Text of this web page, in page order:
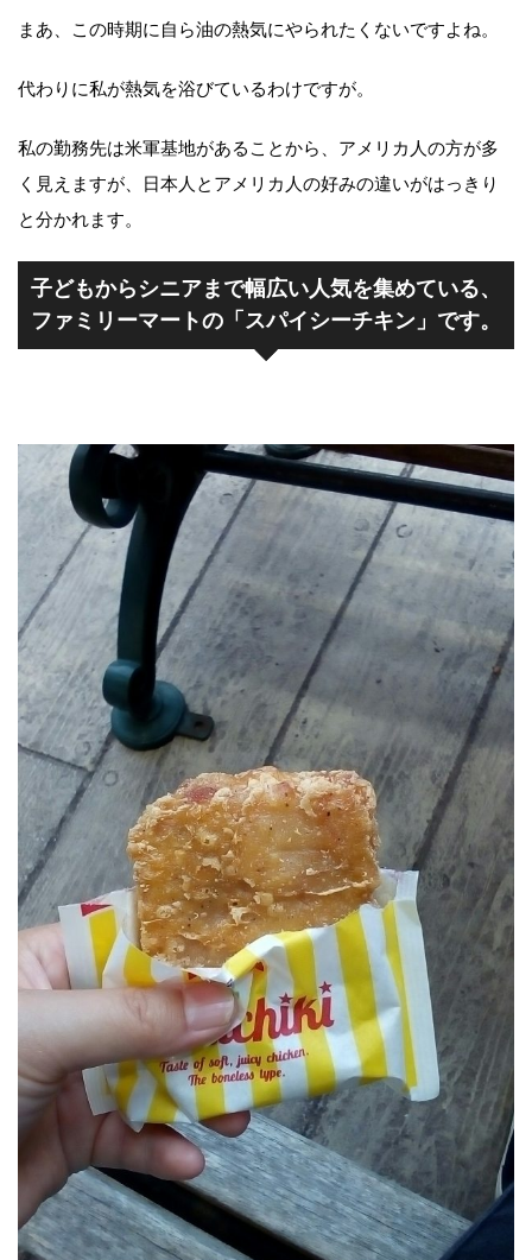
まあ、この時期に自ら油の熱気にやられたくないですよね。
代わりに私が熱気を浴びているわけですが。
私の勤務先は米軍基地があることから、アメリカ人の方が多
く見えますが、日本人とアメリカ人の好みの違いがはっきり
と分かれます。
子どもからシニアまで幅広い人気を集めている、
ファミリーマートの「スパイシーチキン」です。